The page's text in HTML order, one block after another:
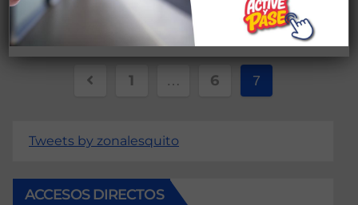
1 … 6 7
Tweets by zonalesquito
ACCESOS DIRECTOS